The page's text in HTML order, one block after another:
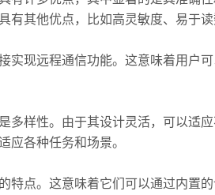
有其他优点，比如高灵敏度、易于读
现远程通信功能。这意味着用户可
样性。由于其设计灵活，可以适应
应各种任务和场景。
点。这意味着它们可以通过内置的